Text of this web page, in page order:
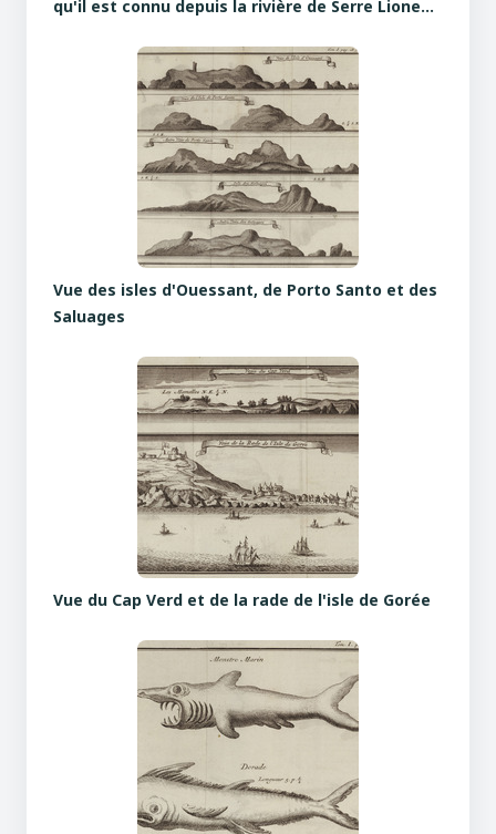
qu'il est connu depuis la rivière de Serre Lione…
Vue des isles d'Ouessant, de Porto Santo et des
Saluages
Vue du Cap Verd et de la rade de l'isle de Gorée